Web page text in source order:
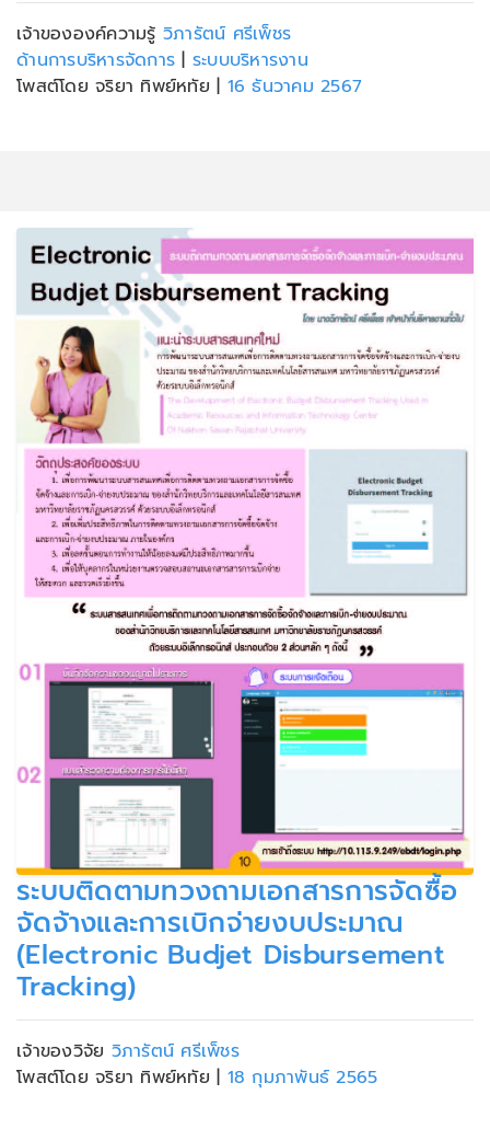
เจ้าขององค์ความรู้ วิภารัตน์ ศรีเพ็ชร
ด้านการบริหารจัดการ| ระบบบริหารงาน
โพสต์โดย จริยา ทิพย์หทัย | 16 ธันวาคม 2567
ระบบติดตามทวงถามเอกสารการจัดซื้อ
จัดจ้างและการเบิกจ่ายงบประมาณ
(Electronic Budjet Disbursement
Tracking)
เจ้าของวิจัย วิภารัตน์ ศรีเพ็ชร
โพสต์โดย จริยา ทิพย์หทัย | 18 กุมภาพันธ์ 2565